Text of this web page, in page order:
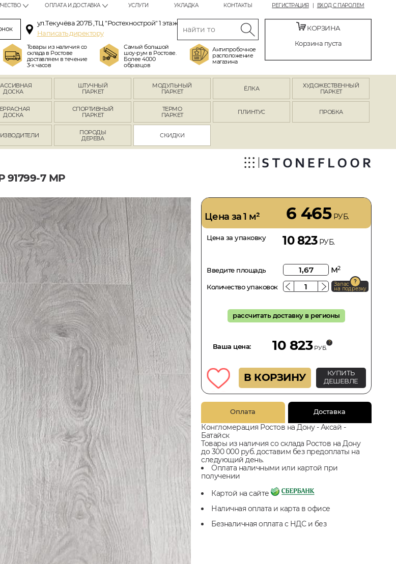
РЕГИСТРАЦИЯ ВХОД С ПАРОЛЕМ
ОПЛАТА И ДОСТАВКА УСЛУГИ УКЛАДКА КОНТАКТЫ
ул.Текучёва 207Б ,ТЦ "Ростехнострой" 1 этаж
Написать директору
Товары из наличия со
склада в Ростове
доставляем в течение
3-х часов
Самый большой
шоу-рум в Ростове.
Более 4000
образцов
Антипробочное
расположение
магазина
КОРЗИНА
Корзина пуста
ДОСКА
ШТУЧНЫЙ
ПАРКЕТ
МОДУЛЬНЫЙ
ПАРКЕТ
ЁЛКА
ХУДОЖЕСТВЕННЫЙ
ПАРКЕТ
ДОСКА
СПОРТИВНЫЙ
ПАРКЕТ
ТЕРМО
ПАРКЕТ
ПЛИНТУС ПРОБКА
ПОРОДЫ
ДЕРЕВА
СКИДКИ
7 MP
Цена за 1 м² 6 465РУБ.
Цена за упаковку 10 823РУБ.
Введите площадь м2
Количество упаковок Запас
на подрезку
рассчитать доставку в регионы
Ваша цена: 10 823 РУБ.
В КОРЗИНУ
КУПИТЬ
ДЕШЕВЛЕ
Оплата Доставка
Конгломерация Ростов на Дону - Аксай -
Батайск
Товары из наличия со склада Ростов на Дону
до 300 000 руб. доставим без предоплаты на
следующий день.
Оплата наличными или картой при
получении
Картой на сайте
Наличная оплата и карта в офисе
Безналичная оплата с НДС и без